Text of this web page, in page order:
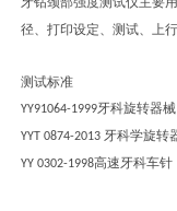
径、打印设定、测试、上
测试标准
YY91064-1999牙科旋转器
YYT 0874-2013 牙科学旋转
YY 0302-1998高速牙科车针